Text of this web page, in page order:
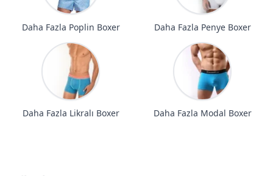
Daha Fazla Poplin Boxer Daha Fazla Penye Boxer
Daha Fazla Likralı Boxer Daha Fazla Modal Boxer